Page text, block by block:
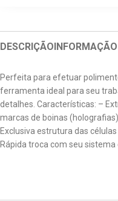
DESCRIÇÃO
Perfeita para efetuar
ferramenta ideal para seu
detalhes. Características: –
marcas de boinas
Exclusiva estrutura das
Rápida troca com seu sistema